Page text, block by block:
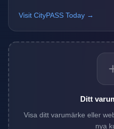
Visit CityPASS Today →
Ditt
Visa ditt varumärke eller
nya